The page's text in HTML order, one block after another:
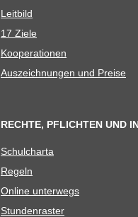
Leit­bild
17 Ziele
Koope­ra­tio­nen
Aus­zeich­nun­gen und Preise
RECHTE, PFLICHTEN UND
Schul­charta
Regeln
Online unter­wegs
Stun­den­ras­ter